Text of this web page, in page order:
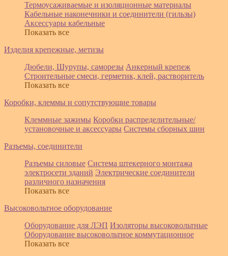
Термоусаживаемые и изоляционные материалы
Кабельные наконечники и соединители (гильзы)
Аксессуары кабельные
Показать все
Изделия крепежные, метизы
Дюбели, Шурупы, саморезы Анкерный крепеж
Строительные смеси, герметик, клей, растворитель
Показать все
Коробки, клеммы и сопутствующие товары
Клеммные зажимы Коробки распределительные/
установочные и аксессуары Системы сборных шин
Разъемы, соединители
Разъемы силовые Система штекерного монтажа
электросети зданий Электрические соединители
различного назначения
Показать все
Высоковольтное оборудование
Оборудование для ЛЭП Изоляторы высоковольтные
Оборудование высоковольтное коммутационное
Показать все